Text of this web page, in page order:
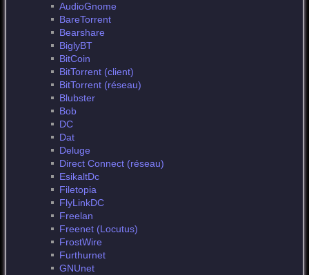
AudioGnome
BareTorrent
Bearshare
BiglyBT
BitCoin
BitTorrent (client)
BitTorrent (réseau)
Blubster
Bob
DC
Dat
Deluge
Direct Connect (réseau)
EsikaltDc
Filetopia
FlyLinkDC
Freelan
Freenet (Locutus)
FrostWire
Furthurnet
GNUnet